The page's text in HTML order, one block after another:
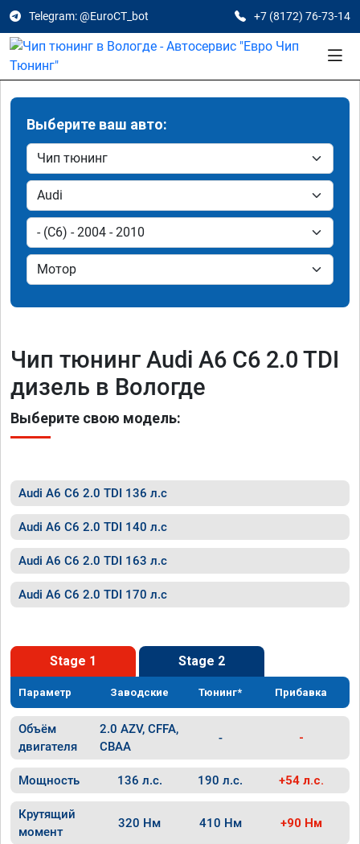
Telegram: @EuroCT_bot +7 (8172) 76-73-14
Выберите ваш авто:
Чип тюнинг Audi A6 C6 2.0 TDI
дизель в Вологде
Выберите свою модель:
Audi A6 C6 2.0 TDI 136 л.с
Audi A6 C6 2.0 TDI 140 л.с
Audi A6 C6 2.0 TDI 163 л.с
Audi A6 C6 2.0 TDI 170 л.с
Stage 1 Stage 2
Параметр Заводские Тюнинг* Прибавка
Объём
двигателя
2.0 AZV, CFFA,
CBAA
- -
Мощность 136 л.с. 190 л.с. +54 л.с.
Крутящий
момент
320 Нм 410 Нм +90 Нм